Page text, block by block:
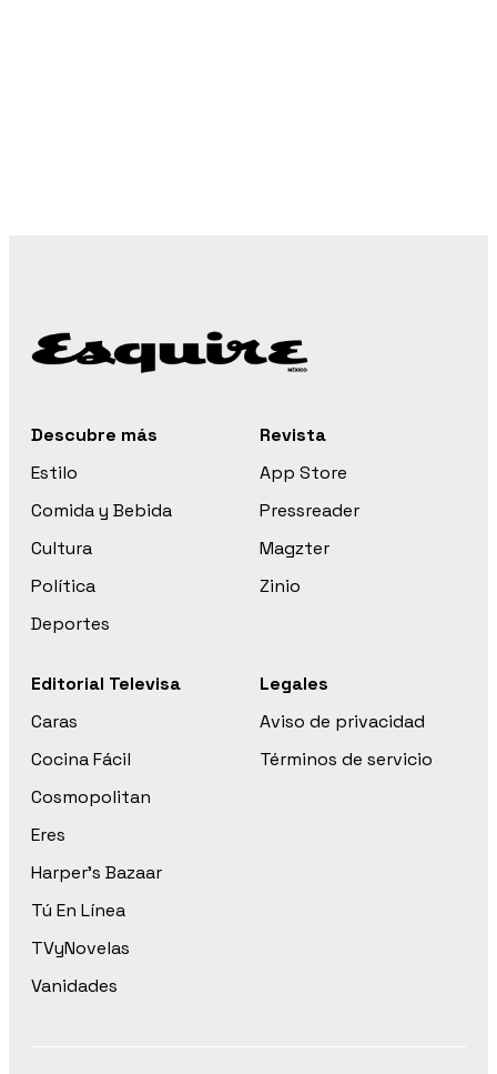
Descubre más
Estilo
Comida y Bebida
Cultura
Política
Deportes
Revista
App Store
Pressreader
Magzter
Zinio
Editorial Televisa
Caras
Cocina Fácil
Cosmopolitan
Eres
Harper’s Bazaar
Tú En Línea
TVyNovelas
Vanidades
Legales
Aviso de privacidad
Términos de servicio